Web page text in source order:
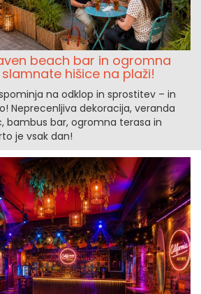
beach bar in ogromna
hišice na plaži!
na odklop in sprostitev – in
Neprecenljiva dekoracija, veranda
bambus bar, ogromna terasa in
je vsak dan!